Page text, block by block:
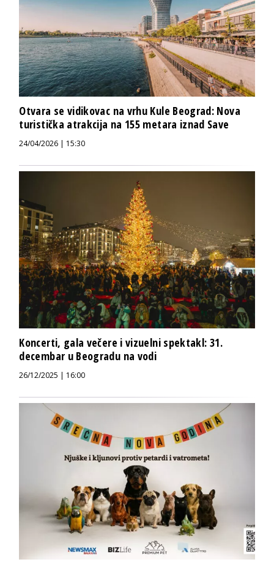
Otvara se vidikovac na vrhu Kule Beograd: Nova
turistička atrakcija na 155 metara iznad Save
24/04/2026 | 15:30
Koncerti, gala večere i vizuelni spektakl: 31.
decembar u Beogradu na vodi
26/12/2025 | 16:00